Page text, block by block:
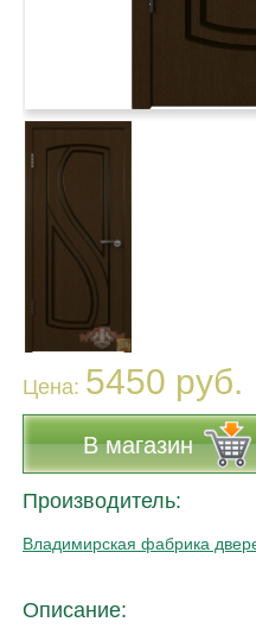
Цена: 5450 руб.
В магазин
Производитель:
Владимирская фабрика
Описание: